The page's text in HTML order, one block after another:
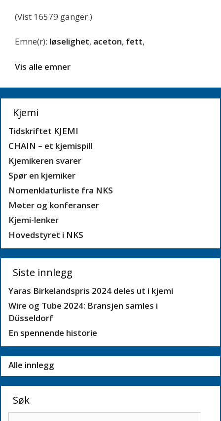
(Vist 16579 ganger.)
Emne(r): løselighet, aceton, fett,
Vis alle emner
Kjemi
Tidskriftet KJEMI
CHAIN – et kjemispill
Kjemikeren svarer
Spør en kjemiker
Nomenklaturliste fra NKS
Møter og konferanser
Kjemi-lenker
Hovedstyret i NKS
Siste innlegg
Yaras Birkelandspris 2024 deles ut i kjemi
Wire og Tube 2024: Bransjen samles i
Düsseldorf
En spennende historie
Alle innlegg
Søk